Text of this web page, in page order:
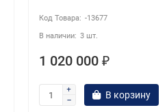
-13677
3 шт.
1 020 000 ₽
В корзину